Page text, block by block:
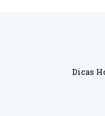
Dicas